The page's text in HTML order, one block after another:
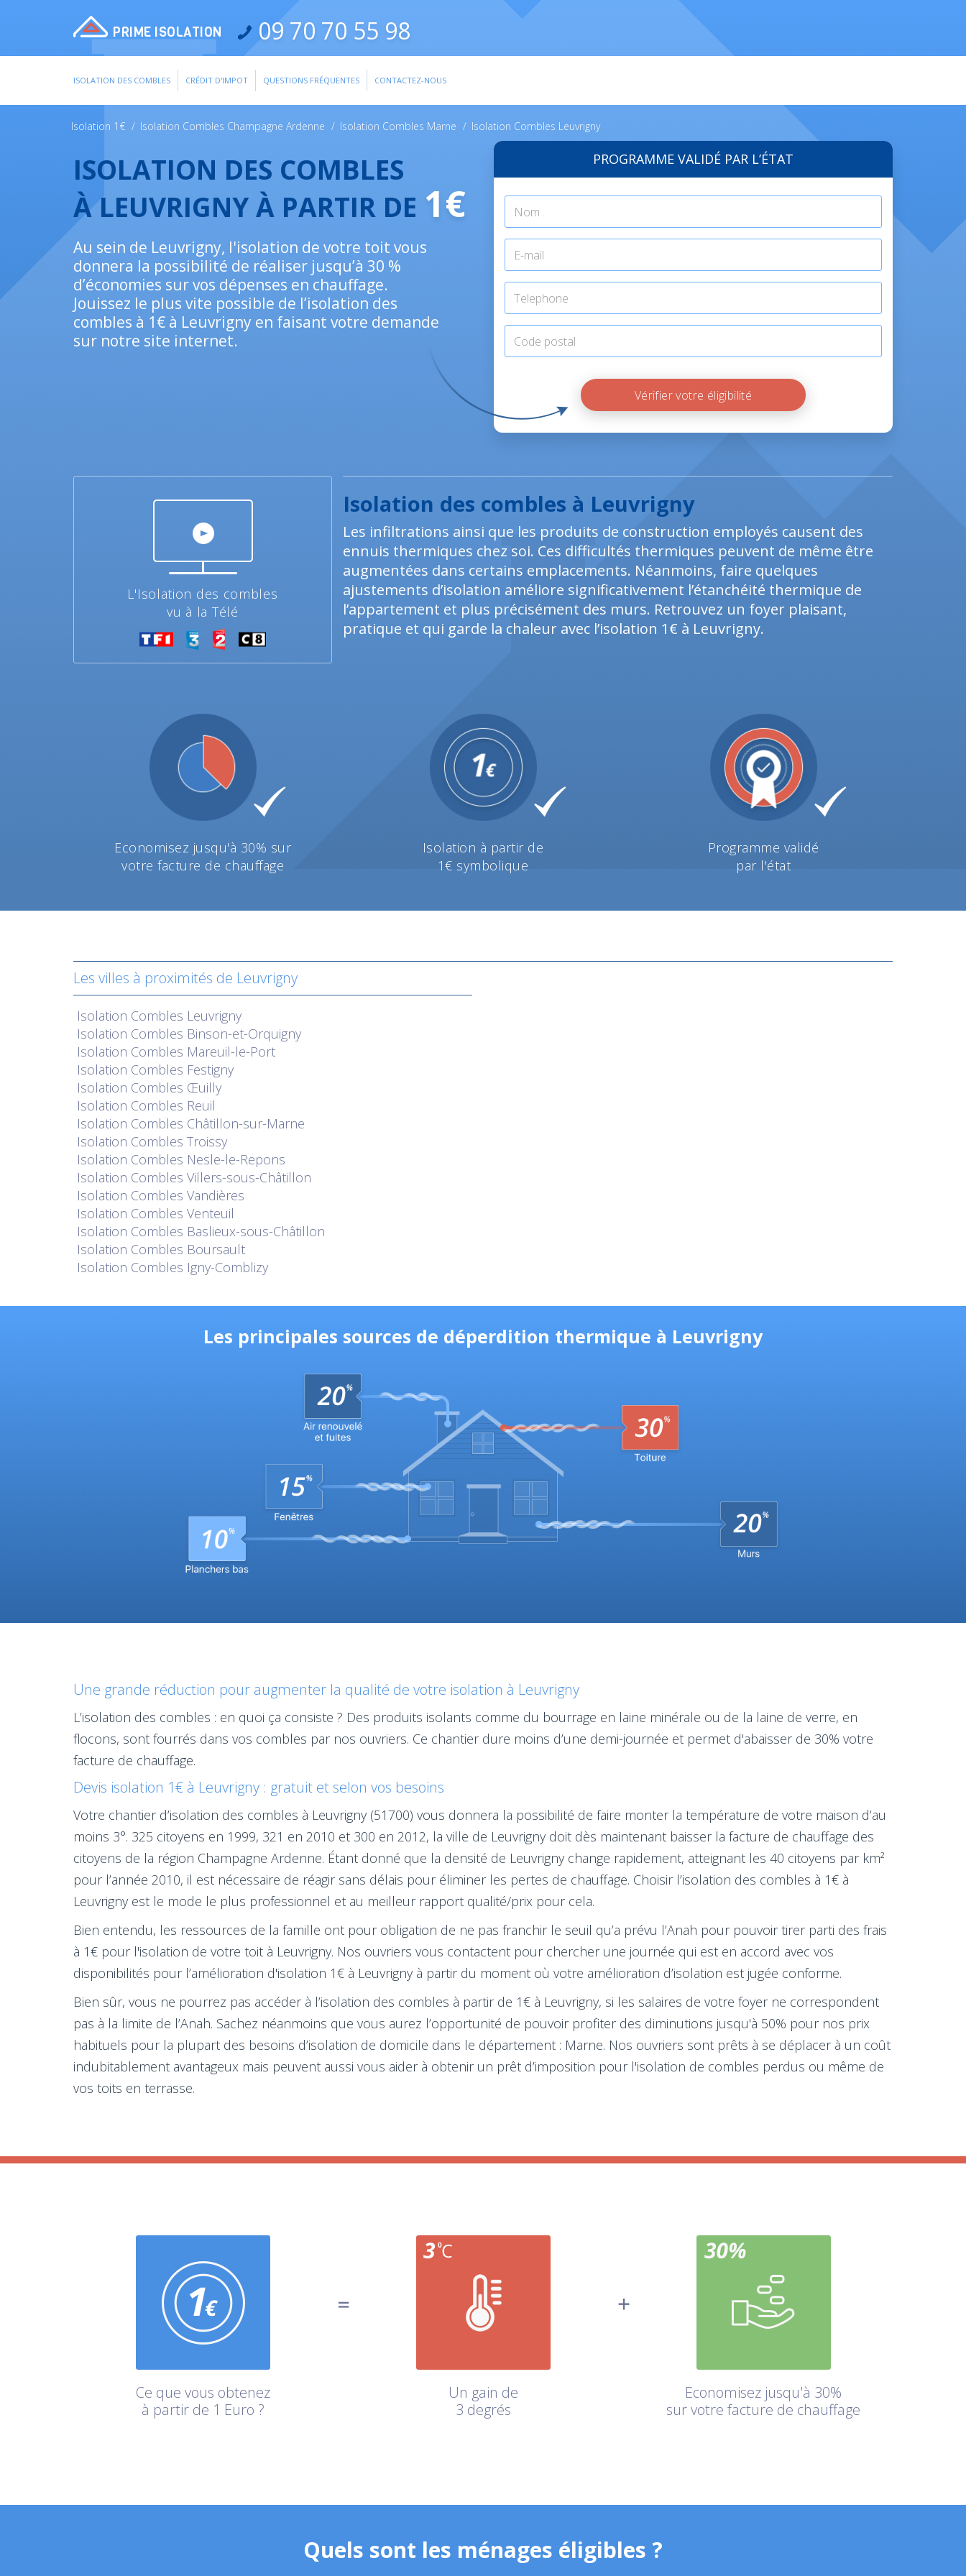
PRIME ISOLATION 09 70 70 55 98
ISOLATION DES COMBLES CRÉDIT D'IMPOT QUESTIONS FRÉQUENTES CONTACTEZ-NOUS
Isolation 1€ / Isolation Combles Champagne Ardenne / Isolation Combles Marne / Isolation Combles Leuvrigny
ISOLATION DES COMBLES
À LEUVRIGNY À PARTIR DE 1€
Au sein de Leuvrigny, l'isolation de votre toit vous
donnera la possibilité de réaliser jusqu’à 30 %
d’économies sur vos dépenses en chauffage.
Jouissez le plus vite possible de l’isolation des
combles à 1€ à Leuvrigny en faisant votre demande
sur notre site internet.
PROGRAMME VALIDÉ PAR L’ÉTAT
Vérifier votre éligibilité
L'Isolation des combles
vu à la Télé
Isolation des combles à Leuvrigny
Les infiltrations ainsi que les produits de construction employés causent des
ennuis thermiques chez soi. Ces difficultés thermiques peuvent de même être
augmentées dans certains emplacements. Néanmoins, faire quelques
ajustements d’isolation améliore significativement l’étanchéité thermique de
l’appartement et plus précisément des murs. Retrouvez un foyer plaisant,
pratique et qui garde la chaleur avec l’isolation 1€ à Leuvrigny.
Economisez jusqu'à 30% sur
votre facture de chauffage
Isolation à partir de
1€ symbolique
Programme validé
par l'état
Les villes à proximités de Leuvrigny
Isolation Combles Leuvrigny
Isolation Combles Binson-et-Orquigny
Isolation Combles Mareuil-le-Port
Isolation Combles Festigny
Isolation Combles Œuilly
Isolation Combles Reuil
Isolation Combles Châtillon-sur-Marne
Isolation Combles Troissy
Isolation Combles Nesle-le-Repons
Isolation Combles Villers-sous-Châtillon
Isolation Combles Vandières
Isolation Combles Venteuil
Isolation Combles Baslieux-sous-Châtillon
Isolation Combles Boursault
Isolation Combles Igny-Comblizy
Les principales sources de déperdition thermique à Leuvrigny
Une grande réduction pour augmenter la qualité de votre isolation à Leuvrigny
L’isolation des combles : en quoi ça consiste ? Des produits isolants comme du bourrage en laine minérale ou de la laine de verre, en
flocons, sont fourrés dans vos combles par nos ouvriers. Ce chantier dure moins d’une demi-journée et permet d'abaisser de 30% votre
facture de chauffage.
Devis isolation 1€ à Leuvrigny : gratuit et selon vos besoins
Votre chantier d’isolation des combles à Leuvrigny (51700) vous donnera la possibilité de faire monter la température de votre maison d’au
moins 3°. 325 citoyens en 1999, 321 en 2010 et 300 en 2012, la ville de Leuvrigny doit dès maintenant baisser la facture de chauffage des
citoyens de la région Champagne Ardenne. Étant donné que la densité de Leuvrigny change rapidement, atteignant les 40 citoyens par km²
pour l’année 2010, il est nécessaire de réagir sans délais pour éliminer les pertes de chauffage. Choisir l’isolation des combles à 1€ à
Leuvrigny est le mode le plus professionnel et au meilleur rapport qualité/prix pour cela.
Bien entendu, les ressources de la famille ont pour obligation de ne pas franchir le seuil qu’a prévu l’Anah pour pouvoir tirer parti des frais
à 1€ pour l'isolation de votre toit à Leuvrigny. Nos ouvriers vous contactent pour chercher une journée qui est en accord avec vos
disponibilités pour l’amélioration d'isolation 1€ à Leuvrigny à partir du moment où votre amélioration d’isolation est jugée conforme.
Bien sûr, vous ne pourrez pas accéder à l’isolation des combles à partir de 1€ à Leuvrigny, si les salaires de votre foyer ne correspondent
pas à la limite de l’Anah. Sachez néanmoins que vous aurez l’opportunité de pouvoir profiter des diminutions jusqu'à 50% pour nos prix
habituels pour la plupart des besoins d’isolation de domicile dans le département : Marne. Nos ouvriers sont prêts à se déplacer à un coût
indubitablement avantageux mais peuvent aussi vous aider à obtenir un prêt d’imposition pour l'isolation de combles perdus ou même de
vos toits en terrasse.
Ce que vous obtenez
à partir de 1 Euro ?
Un gain de
3 degrés
Economisez jusqu'à 30%
sur votre facture de chauffage
Quels sont les ménages éligibles ?